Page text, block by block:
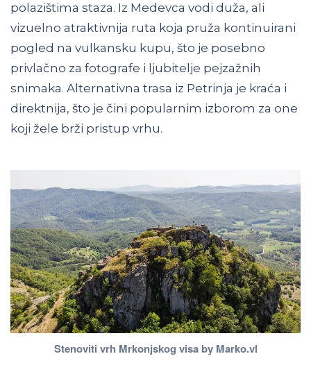
polazištima staza. Iz Medevca vodi duža, ali
vizuelno atraktivnija ruta koja pruža kontinuirani
pogled na vulkansku kupu, što je posebno
privlačno za fotografe i ljubitelje pejzažnih
snimaka. Alternativna trasa iz Petrinja je kraća i
direktnija, što je čini popularnim izborom za one
koji žele brži pristup vrhu.
Stenoviti vrh Mrkonjskog visa by Marko.vl